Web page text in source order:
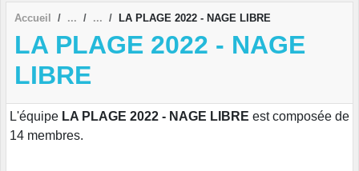
Accueil LA PLAGE 2022 - NAGE LIBRE
LA PLAGE 2022 - NAGE
LIBRE
L'équipe LA PLAGE 2022 - NAGE LIBRE est composée de
14 membres.